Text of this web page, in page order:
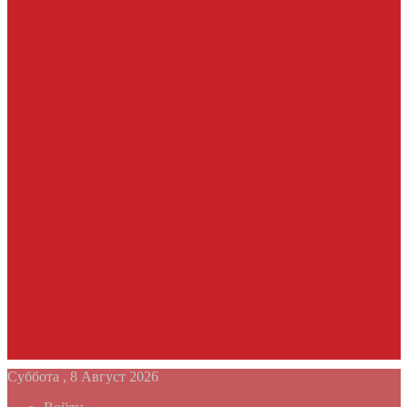
Суббота , 8 Август 2026